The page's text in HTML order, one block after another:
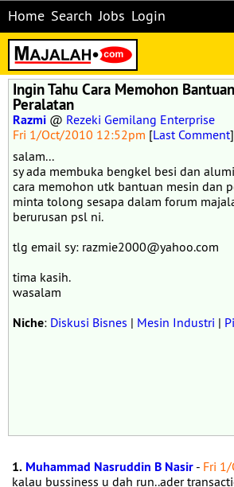
Home Search Jobs Login
Ingin Tahu Cara Memohon
Peralatan
Razmi @ Rezeki Gemilang Enterprise
Fri 1/Oct/2010 12:52pm [Last Comment]
salam...
sy ada membuka bengkel besi dan
cara memohon utk bantuan mesin dan
minta tolong sesapa dalam forum
berurusan psl ni.
tlg email sy: razmie2000@yahoo.com
tima kasih.
wasalam
Niche: Diskusi Bisnes | Mesin Industri |
1. Muhammad Nasruddin B Nasir - Fri
kalau bussiness u dah run..ader